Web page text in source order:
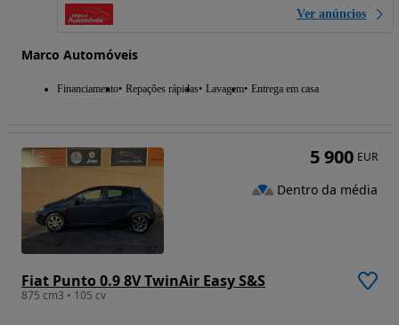
Ver anúncios
Marco Automóveis
Financiamento Repações rápidas Lavagem Entrega em casa
Fiat Punto 0.9 8V TwinAir Easy S&S
875 cm3 • 105 cv
5 900 EUR
Dentro da média